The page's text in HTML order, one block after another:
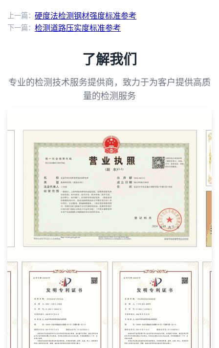
上一篇： 硬度法检测钢材强度标准参考
下一篇： 检测道路压实度标准参考
了解我们
专业的检测技术服务提供商，致力于为客户提供高质
量的检测服务